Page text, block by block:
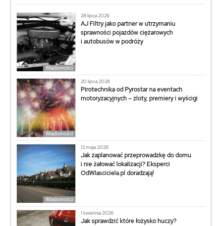
Wiadomości
28 lipca 2026
AJ Filtry jako partner w utrzymaniu
sprawności pojazdów ciężarowych
i autobusów w podróży
Wiadomości
20 lipca 2026
Pirotechnika od Pyrostar na eventach
motoryzacyjnych – zloty, premiery i wyścigi
Wiadomości
12 maja 2026
Jak zaplanować przeprowadzkę do domu
i nie żałować lokalizacji? Eksperci
OdWlasciciela.pl doradzają!
1 kwietnia 2026
Jak sprawdzić które łożysko huczy?